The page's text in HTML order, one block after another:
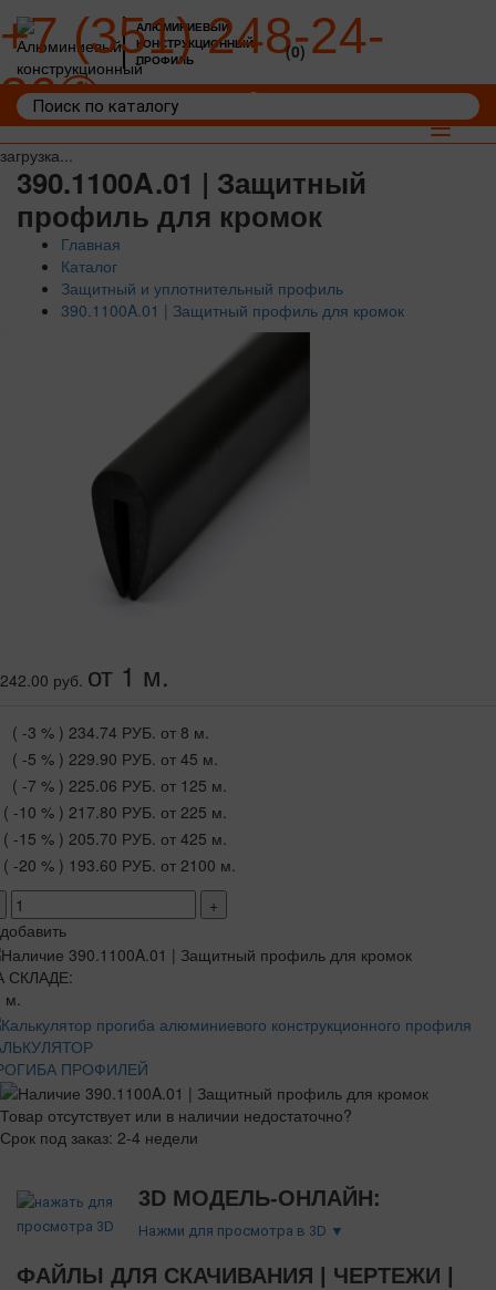
загрузка...
АЛЮМИНИЕВЫЙ
КОНСТРУКЦИОННЫЙ
ПРОФИЛЬ
+7 (351) 248-24-
36
(0)
Toggle
390.1100A.01 | Защитный
профиль для кромок
Главная
Каталог
Защитный и уплотнительный профиль
390.1100A.01 | Защитный профиль для кромок
242.00 руб. от 1 м.
( -3 % ) 234.74 РУБ. от 8 м.
( -5 % ) 229.90 РУБ. от 45 м.
( -7 % ) 225.06 РУБ. от 125 м.
( -10 % ) 217.80 РУБ. от 225 м.
( -15 % ) 205.70 РУБ. от 425 м.
( -20 % ) 193.60 РУБ. от 2100 м.
+
добавить
СКЛАДЕ:
м.
ПРОФИЛЕЙ
Товар отсутствует или в наличии недостаточно?
Срок под заказ: 2-4 недели
3D МОДЕЛЬ-ОНЛАЙН:
Нажми для просмотра в 3D ▼
ФАЙЛЫ ДЛЯ СКАЧИВАНИЯ | ЧЕРТЕЖИ |